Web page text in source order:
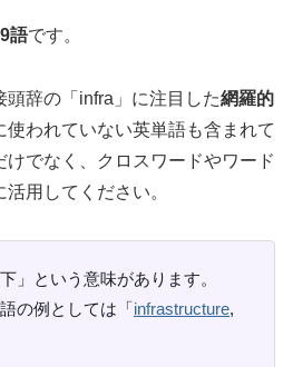
語です。
頭辞の「infra」に注目した網羅的
使われていない英単語も含まれて
でなく、クロスワードやワード
用してください。
」という意味があります。
の例としては「infrastructure,